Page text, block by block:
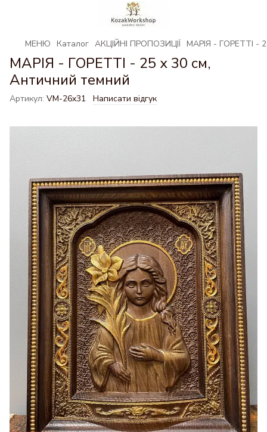
МЕНЮ Каталог АКЦІЙНІ ПРОПОЗИЦІЇ МАРІЯ - ГОРЕТТІ -
МАРІЯ - ГОРЕТТІ - 25 х 30 см,
Античний темний
Артикул: VM-26x31 Написати відгук